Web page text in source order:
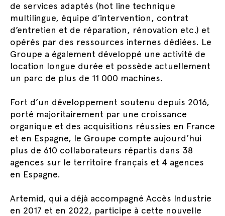
de services adaptés (hot line technique
multilingue, équipe d’intervention, contrat
d’entretien et de réparation, rénovation etc.) et
opérés par des ressources internes dédiées. Le
Groupe a également développé une activité de
location longue durée et possède actuellement
un parc de plus de 11 000 machines.
Fort d’un développement soutenu depuis 2016,
porté majoritairement par une croissance
organique et des acquisitions réussies en France
et en Espagne, le Groupe compte aujourd’hui
plus de 610 collaborateurs répartis dans 38
agences sur le territoire français et 4 agences
en Espagne.
Artemid, qui a déjà accompagné Accès Industrie
en 2017 et en 2022, participe à cette nouvelle